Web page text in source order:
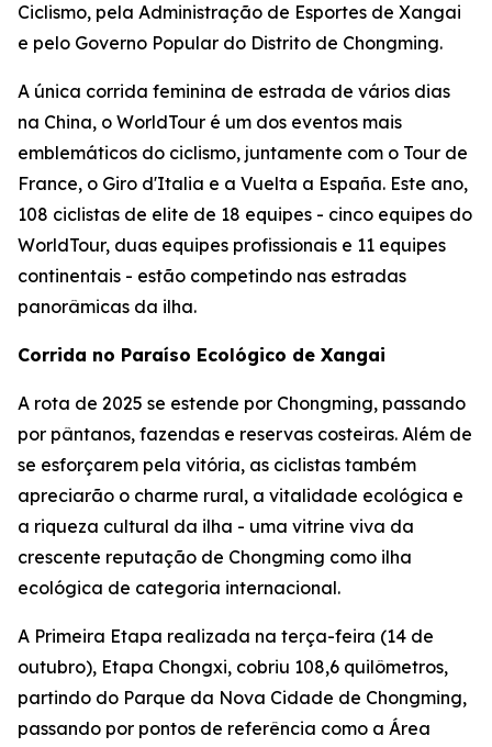
Ciclismo, pela Administração de Esportes de Xangai
e pelo Governo Popular do Distrito de Chongming.
A única corrida feminina de estrada de vários dias
na China, o WorldTour é um dos eventos mais
emblemáticos do ciclismo, juntamente com o Tour de
France, o Giro d'Italia e a Vuelta a España. Este ano,
108 ciclistas de elite de 18 equipes - cinco equipes do
WorldTour, duas equipes profissionais e 11 equipes
continentais - estão competindo nas estradas
panorâmicas da ilha.
Corrida no Paraíso Ecológico de Xangai
A rota de 2025 se estende por Chongming, passando
por pântanos, fazendas e reservas costeiras. Além de
se esforçarem pela vitória, as ciclistas também
apreciarão o charme rural, a vitalidade ecológica e
a riqueza cultural da ilha - uma vitrine viva da
crescente reputação de Chongming como ilha
ecológica de categoria internacional.
A Primeira Etapa realizada na terça-feira (14 de
outubro), Etapa Chongxi, cobriu 108,6 quilômetros,
partindo do Parque da Nova Cidade de Chongming,
passando por pontos de referência como a Área